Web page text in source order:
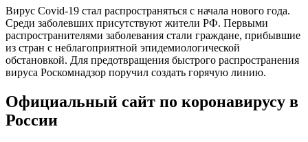
Вирус Covid-19 стал распространяться с начала нового года.
Среди заболевших присутствуют жители РФ. Первыми
распространителями заболевания стали граждане, прибывшие
из стран с неблагоприятной эпидемиологической
обстановкой. Для предотвращения быстрого распространения
вируса Роскомнадзор поручил создать горячую линию.
Официальный сайт по коронавирусу в
России